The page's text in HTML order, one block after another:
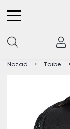
Nazad Torbe